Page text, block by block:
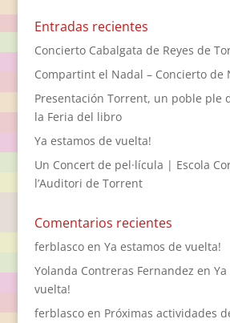
Entradas recientes
Concierto Cabalgata de Reyes de
Compartint el Nadal – Concierto de
Presentación Torrent, un poble ple
la Feria del libro
Ya estamos de vuelta!
Un Concert de pel·lícula | Escola
l’Auditori de Torrent
Comentarios recientes
ferblascoen Ya estamos de vuelta!
Yolanda Contreras Fernandez en
vuelta!
ferblascoen Próximas actividades